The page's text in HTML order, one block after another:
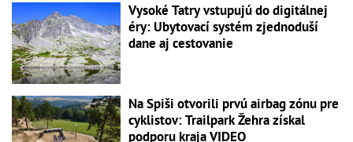
Vysoké Tatry vstupujú do digitálnej
éry: Ubytovací systém zjednoduší
dane aj cestovanie
Na Spiši otvorili prvú airbag zónu pre
cyklistov: Trailpark Žehra získal
podporu kraja VIDEO